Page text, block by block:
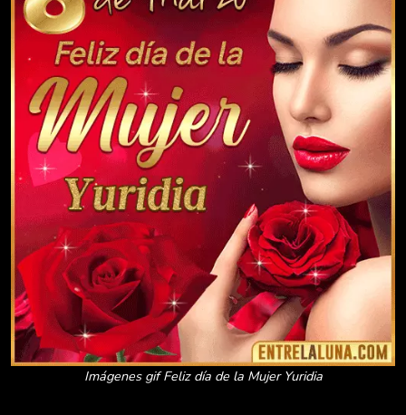
Imágenes gif Feliz día de la Mujer Yuridia